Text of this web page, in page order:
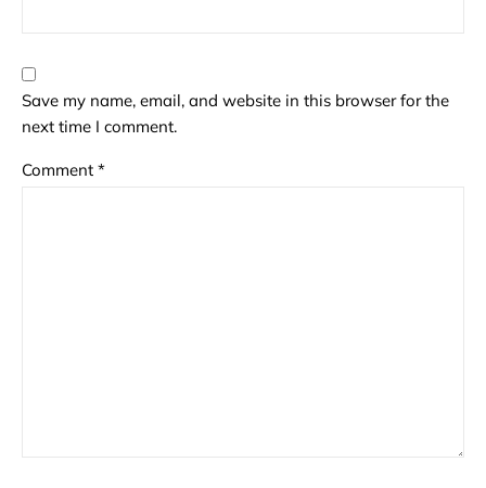
Save my name, email, and website in this browser for the
next time I comment.
Comment *